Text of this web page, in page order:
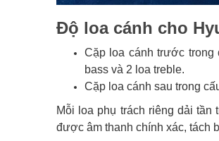
Độ loa cánh cho
Cặp loa cánh trước trong
bass và 2 loa treble.
Cặp loa cánh sau trong
Mỗi loa phụ trách riêng dải
được âm thanh chính xác, tách